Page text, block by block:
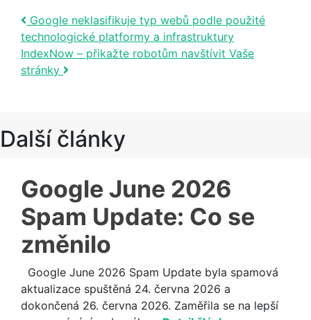
Post navigation
Google neklasifikuje typ webů podle použité
technologické platformy a infrastruktury
IndexNow – přikažte robotům navštívit Vaše
stránky
Další články
Google June 2026
Spam Update: Co se
změnilo
Google June 2026 Spam Update byla spamová
aktualizace spuštěná 24. června 2026 a
dokončená 26. června 2026. Zaměřila se na lepší